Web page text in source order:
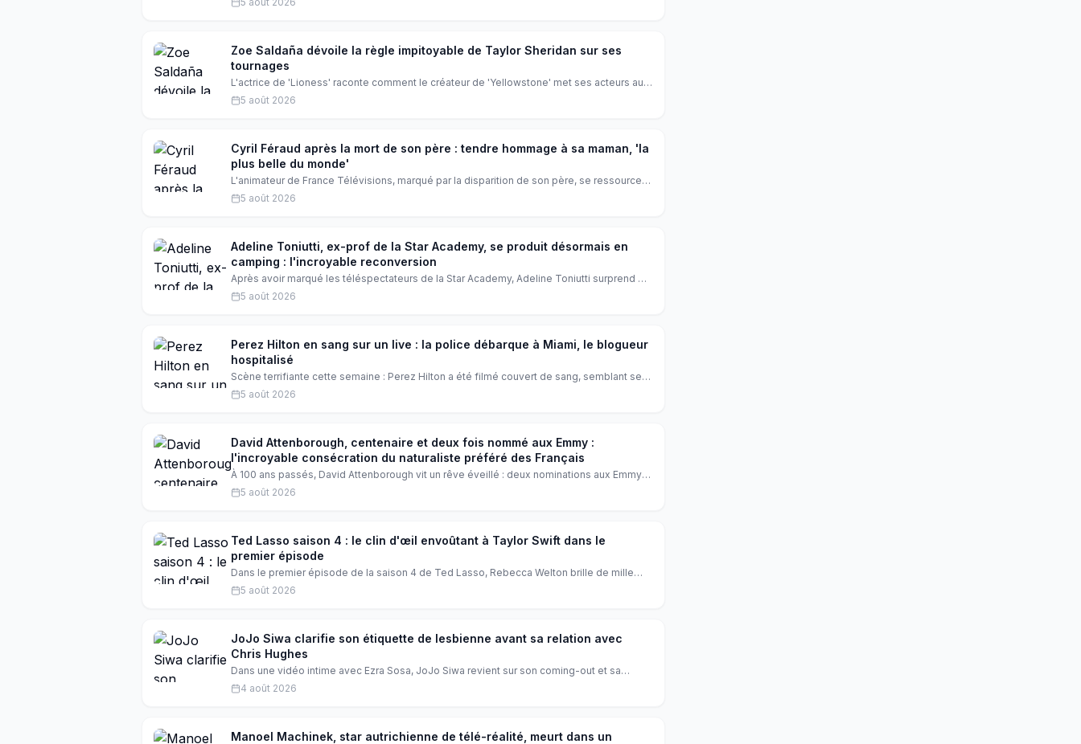
et un destin qui bascule le jour où Cristiano Ronaldo pousse la porte de sa boutique.
Zoe Saldaña dévoile la règle impitoyable de Taylor Sheridan sur ses
tournages
L'actrice de 'Lioness' raconte comment le créateur de 'Yellowstone' met ses acteurs au
défi : soit tu te donnes à fond, soit tu quittes le plateau. Une philosophie brutale qui la
fascine.
5 août 2026
Cyril Féraud après la mort de son père : tendre hommage à sa maman, 'la
plus belle du monde'
L'animateur de France Télévisions, marqué par la disparition de son père, se ressource
auprès de sa mère. Sur Instagram, il a publié un adorable cliché pour son anniversaire,
accompagné d'un message plein d'amour et d'émotion.
5 août 2026
Adeline Toniutti, ex-prof de la Star Academy, se produit désormais en
camping : l'incroyable reconversion
Après avoir marqué les téléspectateurs de la Star Academy, Adeline Toniutti surprend en
choisissant un cadre bien différent de la scène parisienne. La coach vocale de Pierre
Garnier et Helena Bailly s'apprête à chanter dans un camping en Bretagne, une
5 août 2026
Perez Hilton en sang sur un live : la police débarque à Miami, le blogueur
hospitalisé
Scène terrifiante cette semaine : Perez Hilton a été filmé couvert de sang, semblant se
mutiler en direct. Les autorités ont été dépêchées à son domicile de Miami. Le célèbre
blogueur a été transporté à l'hôpital, suscitant une vague d'inquiétude chez ses fans.
5 août 2026
David Attenborough, centenaire et deux fois nommé aux Emmy :
l'incroyable consécration du naturaliste préféré des Français
À 100 ans passés, David Attenborough vit un rêve éveillé : deux nominations aux Emmy
Awards pour sa narration exceptionnelle. Le documentaire 'Ocean' réalisé par Keith
Scholey le propulse au sommet, une consécration émouvante pour une légende vivante.
5 août 2026
Ted Lasso saison 4 : le clin d'œil envoûtant à Taylor Swift dans le
premier épisode
Dans le premier épisode de la saison 4 de Ted Lasso, Rebecca Welton brille de mille
feux, littéralement. Hannah Waddingham rend un hommage éclatant à Taylor Swift, et les
fans sont en extase. Découvrez ce moment magique qui mêle football, amitié et pop
5 août 2026
JoJo Siwa clarifie son étiquette de lesbienne avant sa relation avec
Chris Hughes
Dans une vidéo intime avec Ezra Sosa, JoJo Siwa revient sur son coming-out et sa
relation avec Chris Hughes, expliquant pourquoi elle se définissait comme lesbienne et
comment son amour pour lui a fait évoluer sa vision.
4 août 2026
Manoel Machinek, star autrichienne de télé-réalité, meurt dans un